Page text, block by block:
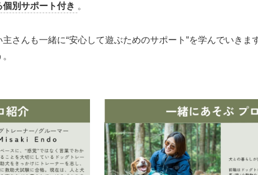
別サポート付き 。
さんも一緒に“安心して遊ぶためのサポート”を学んでいきま